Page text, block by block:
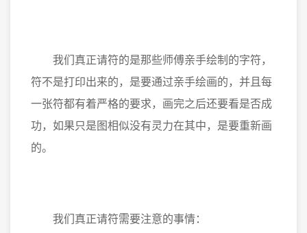
我们真正请符的是那些师傅亲手绘制的字符，
符不是打印出来的，是要通过亲手绘画的，并且每
一张符都有着严格的要求，画完之后还要看是否成
功，如果只是图相似没有灵力在其中，是要重新画
的。
我们真正请符需要注意的事情：